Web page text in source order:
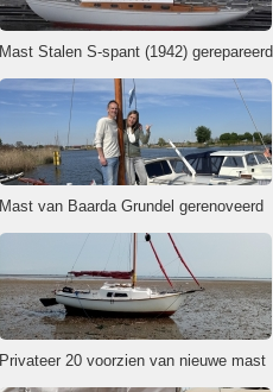
Mast Stalen S-spant (1942) gerepareerd
Mast van Baarda Grundel gerenoveerd
Privateer 20 voorzien van nieuwe mast